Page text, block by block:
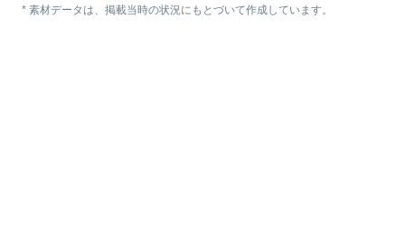
* 素材データは、掲載当時の状況にもとづいて作成しています。